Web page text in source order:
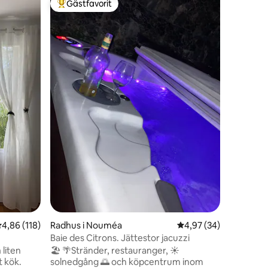
av 5 i genomsnittligt betyg, 118 omdömen
4,86 (118)
liten
Populär gästfavorit
Gästfavorit
Radhus i Nouméa 4,97 av 5 i
4,97 (34)
Baie des Citrons. Jättestor jacuzzi
🏖️ 🌴Stränder, restauranger, ☀️
solnedgång 🌅 och köpcentrum inom